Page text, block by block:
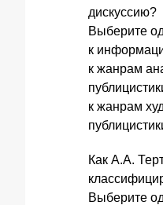
дискуссию?
Выберите
к
к жанрам
к жанрам
Как А.А.
Выберите